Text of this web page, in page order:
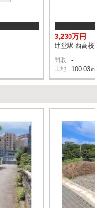
3,230万円
辻堂駅 西高校
間取 -
土地 100.03㎡